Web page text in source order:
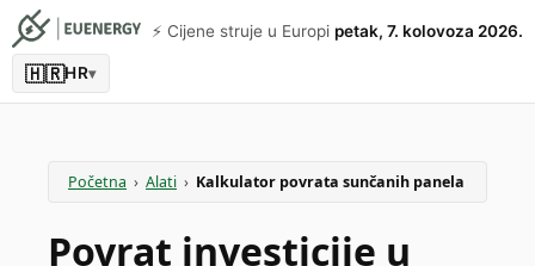
⚡️ Cijene struje u Europi petak, 7. kolovoza 2026.
🇭🇷HR▾
Početna › Alati › Kalkulator povrata sunčanih panela
Povrat investicije u